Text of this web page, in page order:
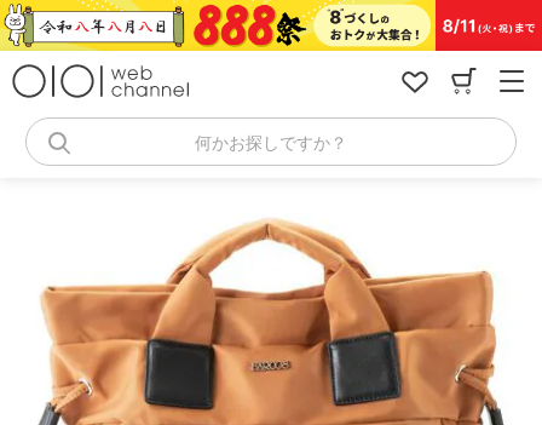
コ
ン
何かお探しですか？